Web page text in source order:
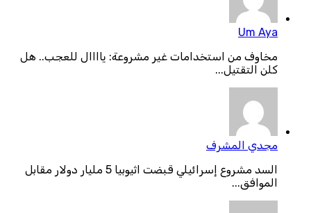
Um Aya
مخاوف من استخدامات غير مشروعة: ياااال للعجب.. هل
كلن التقتيل...
مجدي المشرف
السد مشروع إسرائيلي قبضت اثيوبيا 5 مليار دولار مقابل
الموافق...